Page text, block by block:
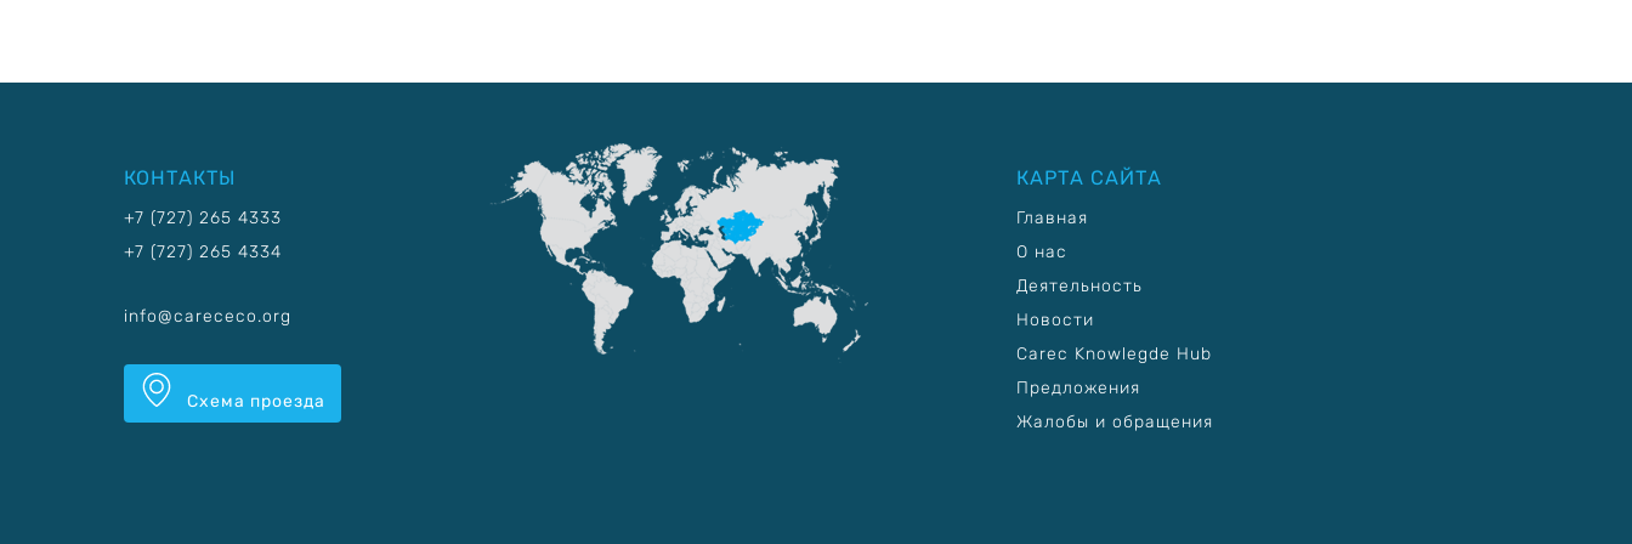
КОНТАКТЫ
+7 (727) 265 4333
+7 (727) 265 4334
info@carececo.org
Схема проезда
КАРТА САЙТА
Главная
О нас
Деятельность
Новости
Carec Knowlegde Hub
Предложения
Жалобы и обращения